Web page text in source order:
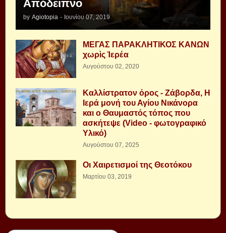
Απόδειπνο
by Agiotopia - Ιουνίου 07, 2019
ΜΕΓΑΣ ΠΑΡΑΚΛΗΤΙΚΟΣ ΚΑΝΩΝ
χωρὶς Ἱερέα
Αυγούστου 02, 2020
Καλλίστρατον όρος - Ζάβορδα, Η
Ιερά μονή του Αγίου Νικάνορα
και ο Θαυμαστός τόπος που
ασκήτεψε (Video - φωτογραφικό
Υλικό)
Αυγούστου 07, 2025
Οι Χαιρετισμοί της Θεοτόκου
Μαρτίου 03, 2019